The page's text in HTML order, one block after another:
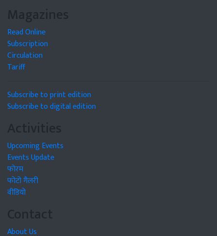
Magazines
Read Online
Subscription
Circulation
Tariff
Subscribe to print edition
Subscribe to digital edition
Activities
Upcoming Events
Events Update
फोरम
फोटो गैलरी
वीडियो
Contact
About Us